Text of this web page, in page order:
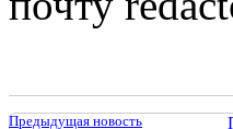
Предыдущая новость